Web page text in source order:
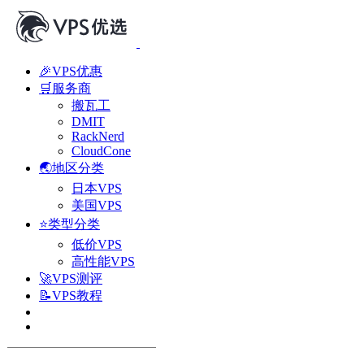
🎉VPS优惠
🛒服务商
搬瓦工
DMIT
RackNerd
CloudCone
🌏地区分类
日本VPS
美国VPS
⭐类型分类
低价VPS
高性能VPS
🚀VPS测评
📝VPS教程